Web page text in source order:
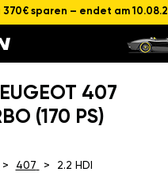
370€ sparen – endet am
407
(170 PS)
407
2.2 HDI